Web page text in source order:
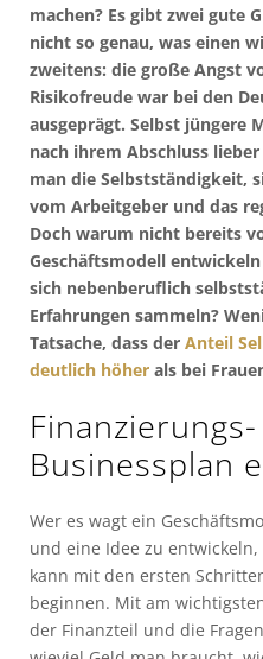
machen? Es gibt zwei gute
nicht so genau, was einen
zweitens: die große Angst
Risikofreude war bei den
ausgeprägt. Selbst jüngere
nach ihrem Abschluss
man die Selbstständigkeit,
vom Arbeitgeber und das
Doch warum nicht bereits
Geschäftsmodell
sich nebenberuflich
Erfahrungen sammeln?
Tatsache, dass der Anteil
deutlich höher als bei
Businessplan
Wer es wagt ein
und eine Idee zu
kann mit den ersten
beginnen. Mit am
der Finanzteil und die